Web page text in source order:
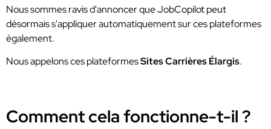
Nous sommes ravis d'annoncer que JobCopilot peut
désormais s'appliquer automatiquement sur ces plateformes
également.
Nous appelons ces plateformesSites Carrières Élargis.
Comment cela fonctionne-t-il ?